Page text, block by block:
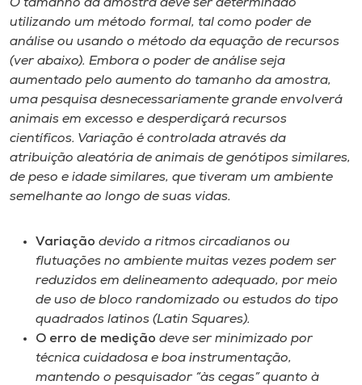
I.nova
Diplomados
Cultura
CPA
Editora
Rádio
O tamanho da amostra deve ser determinado
utilizando um método formal, tal como poder de
análise ou usando o método da equação de recursos
(ver abaixo). Embora o poder de análise seja
aumentado pelo aumento do tamanho da amostra,
uma pesquisa desnecessariamente grande envolverá
animais em excesso e desperdiçará recursos
científicos. Variação é controlada através da
atribuição aleatória de animais de genótipos similares,
de peso e idade similares, que tiveram um ambiente
semelhante ao longo de suas vidas.
Variação devido a ritmos circadianos ou
flutuações no ambiente muitas vezes podem ser
reduzidos em delineamento adequado, por meio
de uso de bloco randomizado ou estudos do tipo
quadrados latinos (Latin Squares).
O erro de medição deve ser minimizado por
técnica cuidadosa e boa instrumentação,
mantendo o pesquisador “às cegas” quanto à